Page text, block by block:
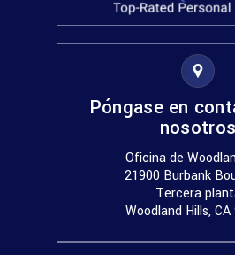
Póngase en
nosotros
Oficina de
21900 Burbank
Tercera
Woodland Hills,